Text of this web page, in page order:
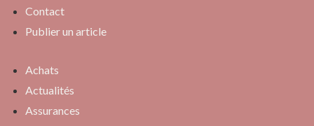
Contact
Publier un article
Achats
Actualités
Assurances